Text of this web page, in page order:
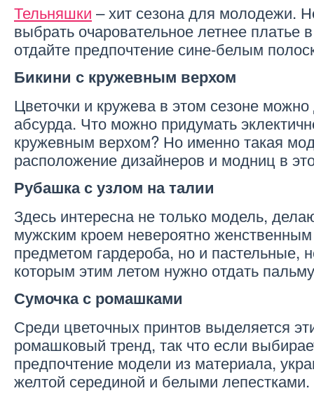
Тельняшки – хит сезона для молодежи.
выбрать очаровательное летнее платье
отдайте предпочтение сине-белым
Бикини с кружевным верхом
Цветочки и кружева в этом сезоне
абсурда. Что можно придумать
кружевным верхом? Но именно такая
расположение дизайнеров и модниц в
Рубашка с узлом на талии
Здесь интересна не только модель,
мужским кроем невероятно
предметом гардероба, но и пастельные,
которым этим летом нужно отдать
Сумочка с ромашками
Среди цветочных принтов выделяется
ромашковый тренд, так что если
предпочтение модели из материала,
желтой серединой и белыми лепестками.